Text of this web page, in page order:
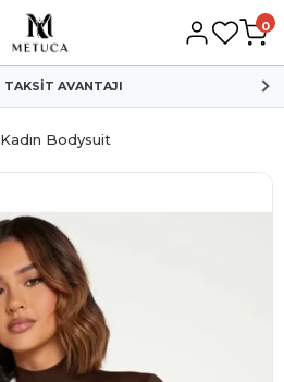
0
HIZLI
Kadın Bodysuit